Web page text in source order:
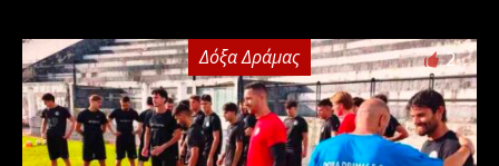
Δόξα Δράμας 2